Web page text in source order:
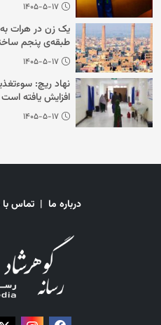
۱۴۰۵-۵-۱۷
یک زن در هرات به
طبقه‌ی پنجم
۱۴۰۵-۵-۱۷
افزایش یافته است
۱۴۰۵-۵-۱۷
درباره ما | تماس با